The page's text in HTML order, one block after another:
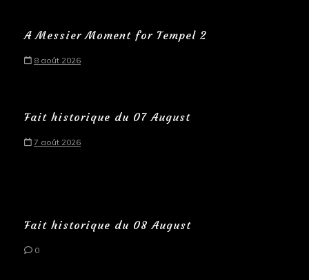
A Messier Moment for Tempel 2
8 août 2026
Fait historique du 07 August
7 août 2026
Fait historique du 08 August
0